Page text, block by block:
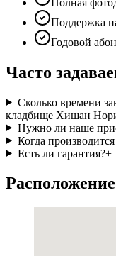
Поддержка
Годовой
Часто
Сколько времени
кладбище Хишан
Нужно ли наше
Когда
Есть ли гарантия?+